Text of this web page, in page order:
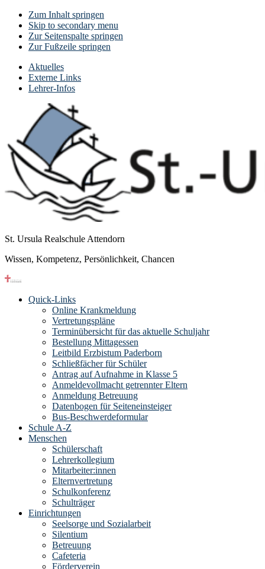
Zum Inhalt springen
Skip to secondary menu
Zur Seitenspalte springen
Zur Fußzeile springen
Aktuelles
Externe Links
Lehrer-Infos
St. Ursula Realschule Attendorn
Wissen, Kompetenz, Persönlichkeit, Chancen
Quick-Links
Online Krankmeldung
Vertretungspläne
Terminübersicht für das aktuelle Schuljahr
Bestellung Mittagessen
Leitbild Erzbistum Paderborn
Schließfächer für Schüler
Antrag auf Aufnahme in Klasse 5
Anmeldevollmacht getrennter Eltern
Anmeldung Betreuung
Datenbogen für Seiteneinsteiger
Bus-Beschwerdeformular
Schule A-Z
Menschen
Schülerschaft
Lehrerkollegium
Mitarbeiter:innen
Elternvertretung
Schulkonferenz
Schulträger
Einrichtungen
Seelsorge und Sozialarbeit
Silentium
Betreuung
Cafeteria
Förderverein